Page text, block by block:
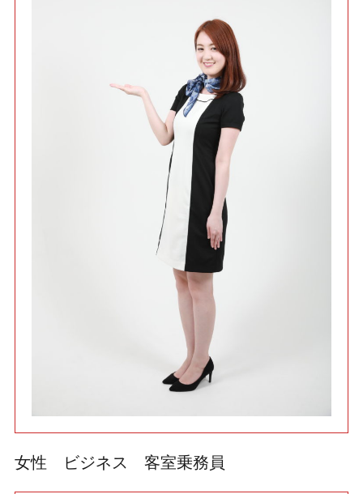
女性 ビジネス 客室乗務員